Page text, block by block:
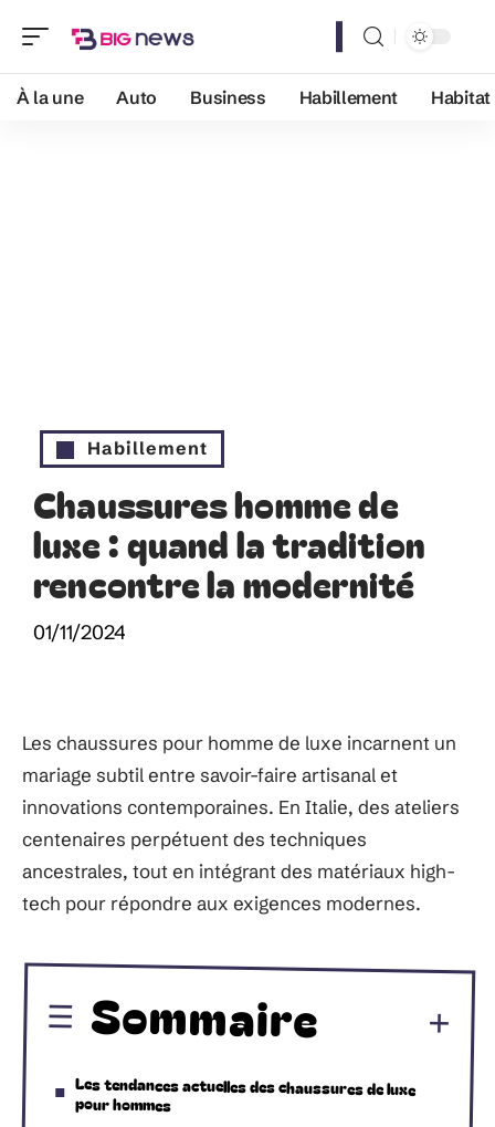
À la une Auto Business Habillement Habitat
Habillement
Chaussures homme de
luxe : quand la tradition
rencontre la modernité
01/11/2024
Les chaussures pour homme de luxe incarnent un
mariage subtil entre savoir-faire artisanal et
innovations contemporaines. En Italie, des ateliers
centenaires perpétuent des techniques
ancestrales, tout en intégrant des matériaux high-
tech pour répondre aux exigences modernes.
Sommaire
Les tendances actuelles des chaussures de luxe
pour hommes